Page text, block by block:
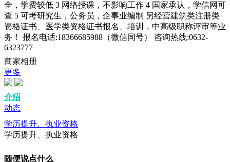
全，学费较低 3 网络授课，不影响工作 4 国家承认，学信网可
查 5 可考研究生，公务员，企事业编制 另经营建筑类注册类
资格证书、医学类资格证书报名、培训，中高级职称评审等业
务！ 报名电话:18366685988（微信同号） 咨询热线:0632-
6323777
商家相册
更多
介绍
动态
学历提升、执业资格
学历提升、执业资格
随便说点什么